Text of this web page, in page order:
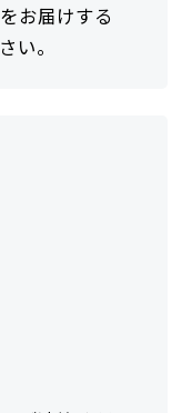
お届けする
い。